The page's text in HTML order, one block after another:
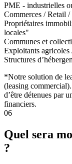
PME - industrielles
Commerces / Retail /
Propriétaires
locales"
Communes et
Exploitants
Structures
*Notre solution de
(leasing
d’être détenues par
financiers.
06
Quel sera
?